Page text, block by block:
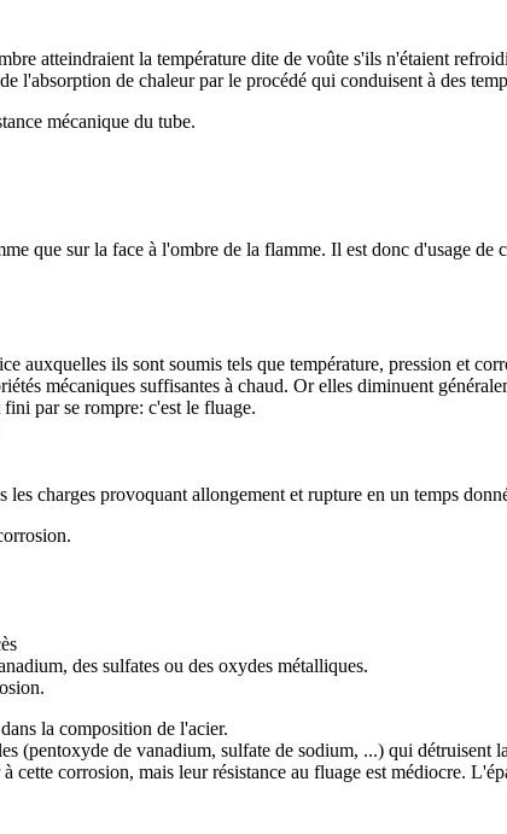
atteindraient la température dite de voûte s'ils n'étaient
l'absorption de chaleur par le procédé qui conduisent à des
mécanique du tube.
que sur la face à l'ombre de la flamme. Il est donc d'usage
auxquelles ils sont soumis tels que température, pression et
mécaniques suffisantes à chaud. Or elles diminuent
par se rompre: c'est le fluage.
charges provoquant allongement et rupture en un temps
des sulfates ou des oxydes métalliques.
la composition de l'acier.
(pentoxyde de vanadium, sulfate de sodium, ...) qui détruisent
corrosion, mais leur résistance au fluage est médiocre.